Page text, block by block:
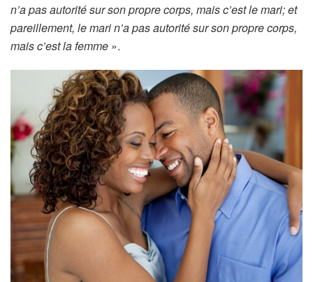
n’a pas autorité sur son propre corps, mais c’est le mari; et
pareillement, le mari n’a pas autorité sur son propre corps,
mais c’est la femme ».